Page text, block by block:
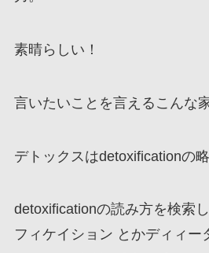
素晴らしい！
言いたいことを言えるこんな
デトックスはdetoxificationの
detoxificationの読み方を検索
フィケイション とかディィー